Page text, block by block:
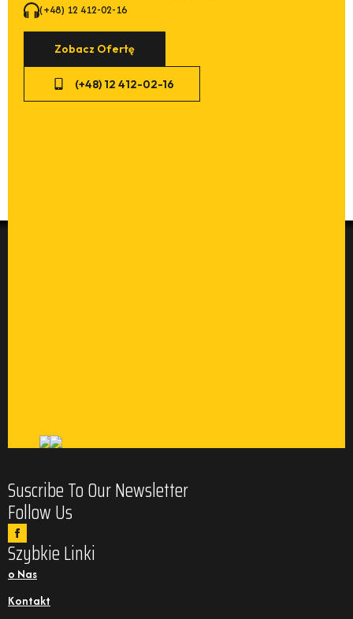
(+48) 12 412-02-16
Zobacz Ofertę
(+48) 12 412-02-16
Suscribe To Our Newsletter
Follow Us
Szybkie Linki
o Nas
Kontakt